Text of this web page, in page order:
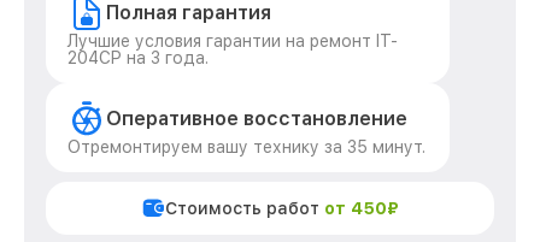
Полная гарантия
Лучшие условия гарантии на ремонт IT-
204CP на 3 года.
Оперативное восстановление
Отремонтируем вашу технику за 35 минут.
Стоимость работ от 450₽